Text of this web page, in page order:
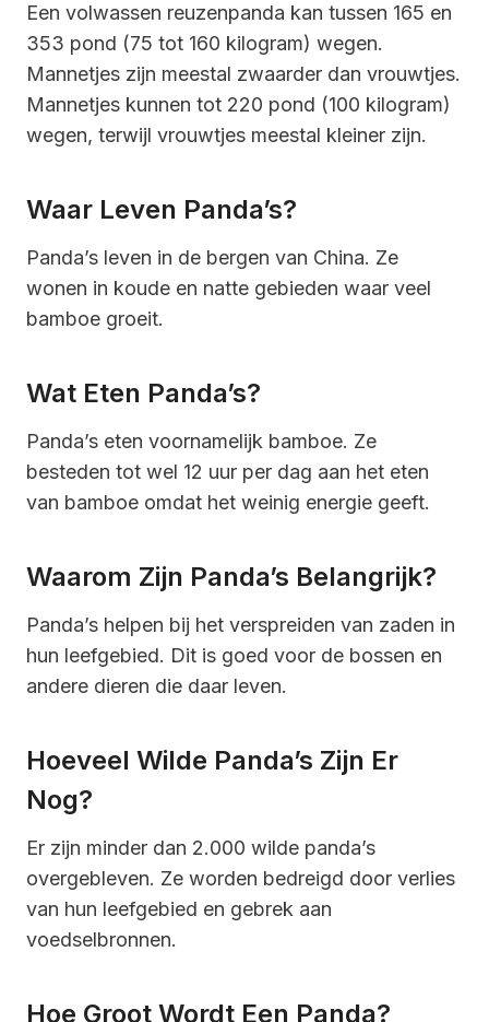
Een volwassen reuzenpanda kan tussen 165 en
353 pond (75 tot 160 kilogram) wegen.
Mannetjes zijn meestal zwaarder dan vrouwtjes.
Mannetjes kunnen tot 220 pond (100 kilogram)
wegen, terwijl vrouwtjes meestal kleiner zijn.
Waar Leven Panda’s?
Panda’s leven in de bergen van China. Ze
wonen in koude en natte gebieden waar veel
bamboe groeit.
Wat Eten Panda’s?
Panda’s eten voornamelijk bamboe. Ze
besteden tot wel 12 uur per dag aan het eten
van bamboe omdat het weinig energie geeft.
Waarom Zijn Panda’s Belangrijk?
Panda’s helpen bij het verspreiden van zaden in
hun leefgebied. Dit is goed voor de bossen en
andere dieren die daar leven.
Hoeveel Wilde Panda’s Zijn Er
Nog?
Er zijn minder dan 2.000 wilde panda’s
overgebleven. Ze worden bedreigd door verlies
van hun leefgebied en gebrek aan
voedselbronnen.
Hoe Groot Wordt Een Panda?